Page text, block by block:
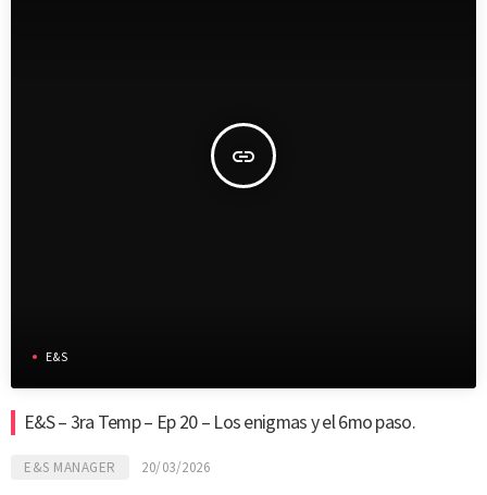
insert_link
E&S
E&S – 3ra Temp – Ep 20 – Los enigmas y el 6mo paso.
E&S MANAGER 20/03/2026